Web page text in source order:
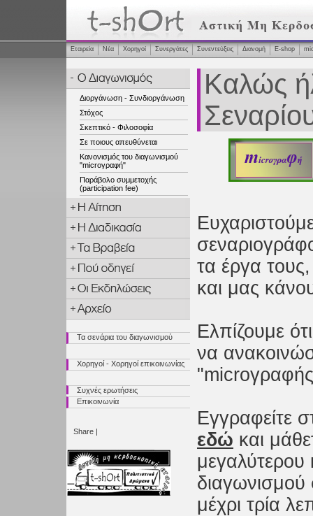
Εταιρεία Νέα Χορηγοί Συνεργάτες Συνεντεύξεις Διανομή Ε-shop
Διοργάνωση - Συνδιοργάνωση
Στόχος
Σκεπτικό - Φιλοσοφία
Σε ποιους απευθύνεται
Κανονισμός του διαγωνισμού
"microγραφή"
Παράβολο συμμετοχής
(participation fee)
Τα σενάρια του διαγωνισμού
Χορηγοί - Χορηγοί επικοινωνίας
Συχνές ερωτήσεις
Επικοινωνία
Share |
Καλώς
τα έργα
και μας
Ελπίζουμε
να
Εγγραφείτε
εδώ και
μεγαλύτερου
διαγωνισμού
μέχρι τρία